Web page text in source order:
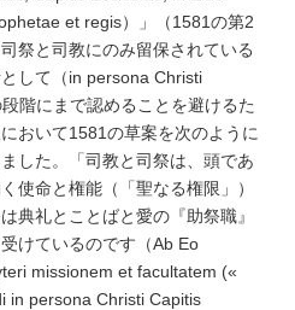
et regis）」（1581の第2
祭と司教にのみ留保されている
して（in persona Christi
階にまで認めることを避けるた
おいて1581の草案を次のように
した。「司教と司祭は、頭であ
使命と権能（「聖なる権限」）
典礼とことばと愛の『助祭職』
けているのです（Ab Eo
missionem et facultatem («
in persona Christi Capitis